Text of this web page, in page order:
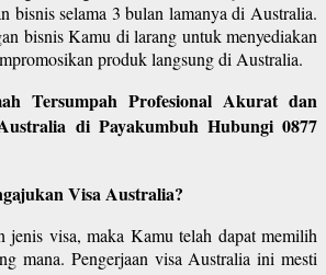
bisnis selama 3 bulan lamanya di Australia.
bisnis Kamu di larang untuk menyediakan
produk langsung di Australia.
Tersumpah Profesional Akurat dan
di Payakumbuh Hubungi 0877
Visa Australia?
jenis visa, maka Kamu telah dapat memilih
mana. Pengerjaan visa Australia ini mesti